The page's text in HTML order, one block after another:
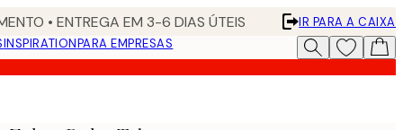
• ENTREGA EM 3-6 DIAS ÚTEIS
IR PARA A CAIXA
INSPIRATIONPARA EMPRESAS